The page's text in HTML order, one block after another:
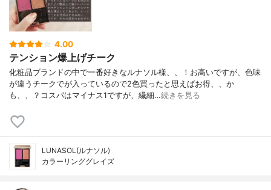
4.00
テンション爆上げチーク
化粧品ブランドの中で一番好きなルナソル様、、！お高いですが、色味
が違うチークでが入っているので2色買ったと思えばお得、、か
も、、？コスパはマイナス1ですが、繊細…続きを見る
LUNASOL(ルナソル)
カラーリンググレイズ